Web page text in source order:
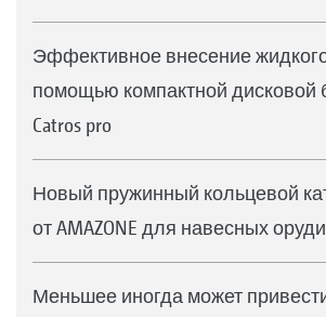
Эффективное внесение
помощью компактной дисковой
Catros pro
Новый пружинный кольцевой
от AMAZONE для навесных
Меньшее иногда может